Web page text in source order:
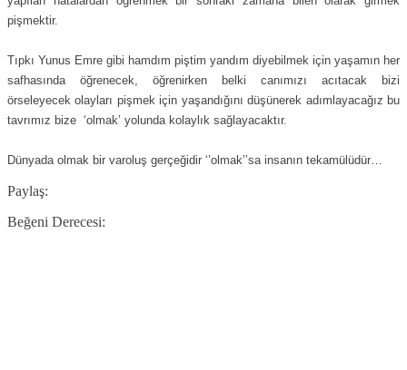
pişmektir.
Tıpkı Yunus Emre gibi hamdım piştim yandım diyebilmek için yaşamın her
safhasında öğrenecek, öğrenirken belki canımızı acıtacak bizi
örseleyecek olayları pişmek için yaşandığını düşünerek adımlayacağız bu
tavrımız bize ‘olmak’ yolunda kolaylık sağlayacaktır.
Dünyada olmak bir varoluş gerçeğidir ‘’olmak’’sa insanın tekamülüdür…
Paylaş:
Beğeni Derecesi: